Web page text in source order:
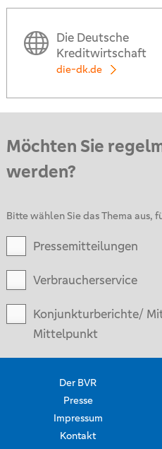
Die Deutsche
Kreditwirtschaft
die-dk.de
Möchten Sie
werden?
Bitte wählen Sie das Thema aus,
Pressemitteilungen
Verbraucherservice
Konjunkturberichte/
Mittelpunkt
Der BVR
Presse
Impressum
Kontakt